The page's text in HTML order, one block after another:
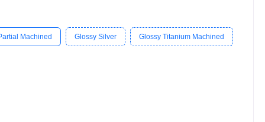
Machined Glossy Silver Glossy Titanium Machined